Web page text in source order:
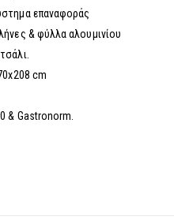
επαναφοράς
& φύλλα αλουμινίου
cm
& Gastronorm.